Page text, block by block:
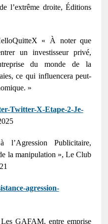
l’extrême droite, Éditions
« À noter que
un investisseur privé,
du monde de la
ce qui influencera peut-
»
Twitter-X-Etape-2-Je-
Publicitaire,
la manipulation », Le Club
agression-
GAFAM, entre emprise